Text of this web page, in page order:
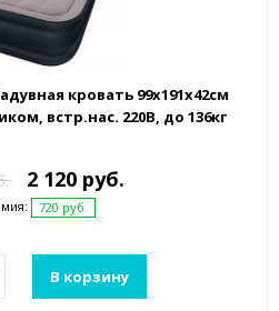
кровать 99х191х42см
встр.нас. 220В, до 136кг
2 120 руб.
720 руб.
В корзину